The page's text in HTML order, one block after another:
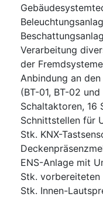
Verarbeitung
der
Anbindung an
(BT-01, BT-02
Schaltaktoren, 16
Schnittstellen für
Stk. KNX-
ENS-Anlage mit
Stk.
Stk. Innen-